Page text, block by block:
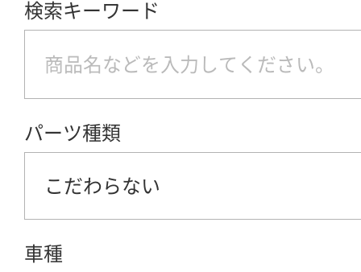
検索キーワード
パーツ種類
こだわらない
車種